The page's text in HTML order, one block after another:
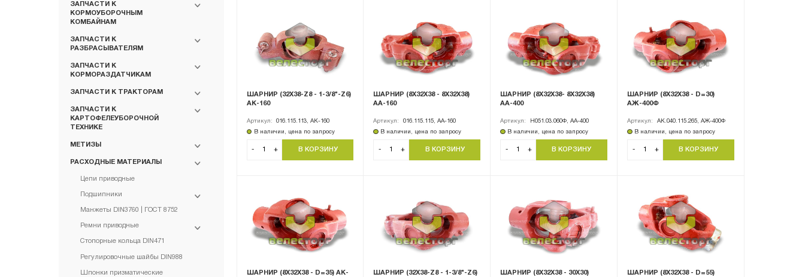
ЗАПЧАСТИ К
КОРМОУБОРОЧНЫМ
КОМБАЙНАМ
ЗАПЧАСТИ К
РАЗБРАСЫВАТЕЛЯМ
ЗАПЧАСТИ К
КОРМОРАЗДАТЧИКАМ
ЗАПЧАСТИ К ТРАКТОРАМ
ЗАПЧАСТИ К
КАРТОФЕЛЕУБОРОЧНОЙ
ТЕХНИКЕ
МЕТИЗЫ
РАСХОДНЫЕ МАТЕРИАЛЫ
Цепи приводные
Подшипники
Манжеты DIN3760 | ГОСТ 8752
Ремни приводные
Стопорные кольца DIN471
Регулировочные шайбы DIN988
Шпонки призматические
ШАРНИР (32Х38-Z8 - 1-3/8"-Z6)
АК-160
Артикул:
016.115.113, АК-160
В наличии, цена по запросу
- +
ШАРНИР (8Х32Х38 - 8Х32Х38)
АА-160
Артикул:
016.115.115, АА-160
В наличии, цена по запросу
- +
ШАРНИР (8Х32Х38- 8Х32Х38)
АА-400
Артикул:
Н051.03.060Ф, АА-400
В наличии, цена по запросу
- +
ШАРНИР (8Х32Х38 - D=30)
АЖ-400Ф
Артикул:
АК.040.115.265, АЖ-400Ф
В наличии, цена по запросу
- +
ШАРНИР (8Х32Х38 - D=35) АK-
ШАРНИР (32Х38-Z8 - 1-3/8"-Z6)
ШАРНИР (8Х32Х38 - 30Х30)
ШАРНИР (8Х32Х38 - D=55)